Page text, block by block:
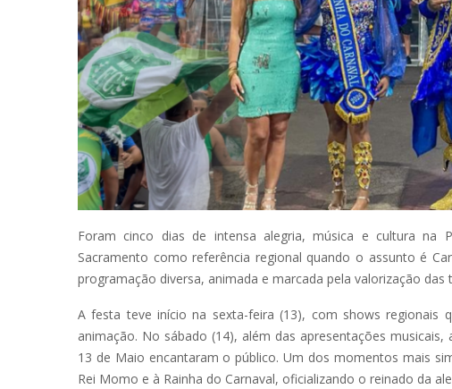
Foram cinco dias de intensa alegria, música e cultura na
Sacramento como referência regional quando o assunto é
programação diversa, animada e marcada pela valorização das
A festa teve início na sexta-feira (13), com shows
animação. No sábado (14), além das apresentações
13 de Maio encantaram o público. Um dos momentos mais
Rei Momo e à Rainha do Carnaval, oficializando o reinado da